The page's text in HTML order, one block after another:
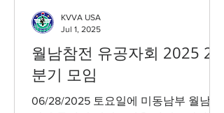
월남참전 유공자회 2025 2
분기 모임
06/28/2025 토요일에 미동남부 월남참
KVVA USA
Jul 1, 2025